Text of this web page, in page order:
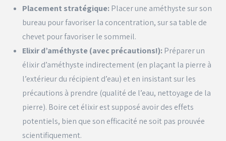
Placement stratégique: Placer une améthyste sur son
bureau pour favoriser la concentration, sur sa table de
chevet pour favoriser le sommeil.
Elixir d’améthyste (avec précautions!): Préparer un
élixir d’améthyste indirectement (en plaçant la pierre à
l’extérieur du récipient d’eau) et en insistant sur les
précautions à prendre (qualité de l’eau, nettoyage de la
pierre). Boire cet élixir est supposé avoir des effets
potentiels, bien que son efficacité ne soit pas prouvée
scientifiquement.